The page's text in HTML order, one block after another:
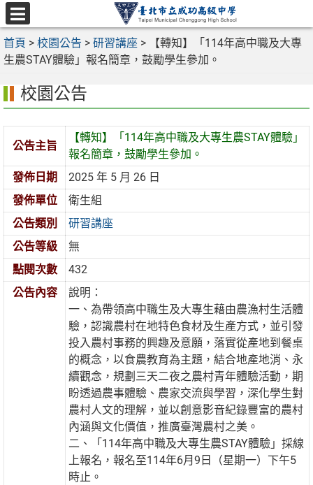
跳
至
主
要
區
選
單
首頁 > 校園公告 > 研習講座 >
【轉知】「114年高中職及大專
生農STAY體驗」報名簡章，鼓勵學生參加。
校園公告
公告主旨
【轉知】「114年高中職及大專生農STAY體驗」
報名簡章，鼓勵學生參加。
發佈日期
2025 年 5 月 26 日
發佈單位
衛生組
公告類別
研習講座
公告等級
無
點閱次數
432
公告內容
說明：
一、為帶領高中職生及大專生藉由農漁村生活體
驗，認識農村在地特色食材及生產方式，並引發
投入農村事務的興趣及意願，落實從產地到餐桌
的概念，以食農教育為主題，結合地產地消、永
續觀念，規劃三天二夜之農村青年體驗活動，期
盼透過農事體驗、農家交流與學習，深化學生對
農村人文的理解，並以創意影音紀錄豐富的農村
內涵與文化價值，推廣臺灣農村之美。
二、「114年高中職及大專生農STAY體驗」採線
上報名，報名至114年6月9日（星期一）下午5
時止。